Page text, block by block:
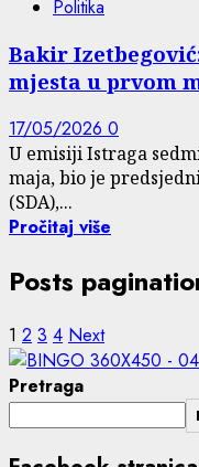
Politika
Bakir
mjesta u prvom
17/05/2026 0
U emisiji Istraga
maja, bio je
(SDA),...
Pročitaj više
Posts
1 2 3 4 Next
Pretraga